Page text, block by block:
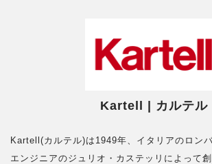
Kartell | カルテル
Kartell(カルテル)は1949年、イタリアのロン
エンジニアのジュリオ・カステッリによって創